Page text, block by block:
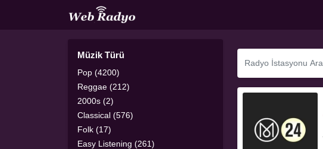
Müzik Türü
Pop (4200)
Reggae (212)
2000s (2)
Classical (576)
Folk (17)
Easy Listening (261)